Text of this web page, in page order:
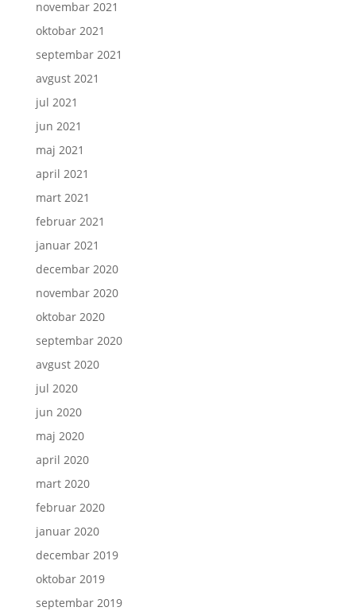
novembar 2021
oktobar 2021
septembar 2021
avgust 2021
jul 2021
jun 2021
maj 2021
april 2021
mart 2021
februar 2021
januar 2021
decembar 2020
novembar 2020
oktobar 2020
septembar 2020
avgust 2020
jul 2020
jun 2020
maj 2020
april 2020
mart 2020
februar 2020
januar 2020
decembar 2019
oktobar 2019
septembar 2019